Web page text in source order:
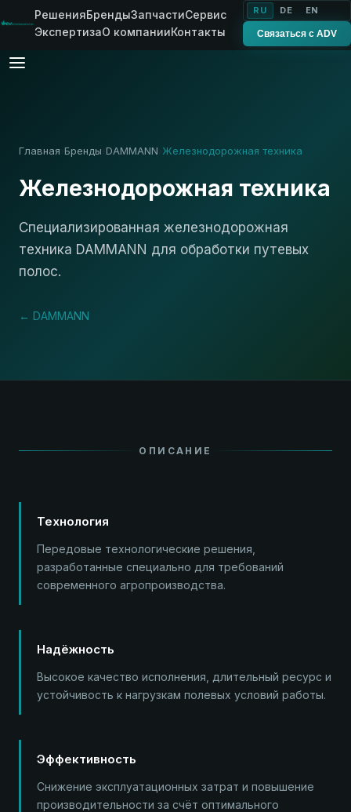
РешенияБрендыЗапчастиСервис
ЭкспертизаО компанииКонтакты
RU DE EN
Связаться с ADV
Главная› Бренды DAMMANN Железнодорожная техника
Железнодорожная техника
Специализированная железнодорожная
техника DAMMANN для обработки путевых
полос.
← DAMMANN
ОПИСАНИЕ
Технология
Передовые технологические решения,
разработанные специально для требований
современного агропроизводства.
Надёжность
Высокое качество исполнения, длительный ресурс и
устойчивость к нагрузкам полевых условий работы.
Эффективность
Снижение эксплуатационных затрат и повышение
производительности за счёт оптимального